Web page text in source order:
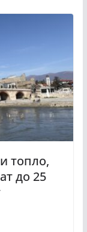
топло,
до 25